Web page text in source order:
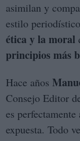
asimilan y
estilo
ética y la moral
principios más
Hace años
Consejo Editor
es
expuesta. Todo